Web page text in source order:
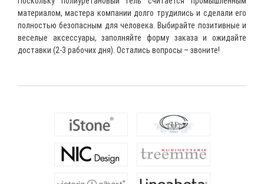
материалом, мастера компании долго трудились и сделали его
полностью безопасным для человека. Выбирайте позитивные и
веселые аксессуары, заполняйте форму заказа и ожидайте
доставки (2-3 рабочих дня). Остались вопросы – звоните!